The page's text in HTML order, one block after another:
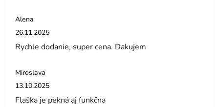
Alena
Hodnotenie obchodu je 5 z 5 hviezdičiek.
26.11.2025
Rychle dodanie, super cena. Dakujem
Miroslava
Hodnotenie obchodu je 5 z 5 hviezdičiek.
13.10.2025
Flaška je pekná aj funkčna